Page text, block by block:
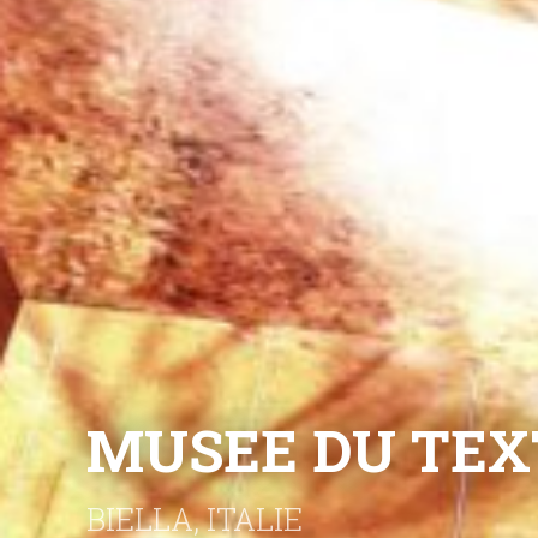
MUSEE DU
BIELLA, ITALIE